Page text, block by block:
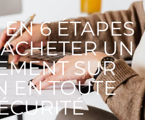
6 ÉTAPES
UN
SUR
EN TOUTE